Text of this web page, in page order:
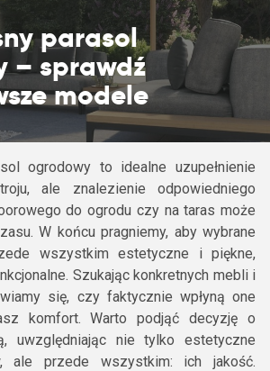
parasol
– sprawdź
modele
ogrodowy to idealne uzupełnienie
ale znalezienie odpowiedniego
do ogrodu czy na taras może
W końcu pragniemy, aby wybrane
wszystkim estetyczne i piękne,
Szukając konkretnych mebli i
się, czy faktycznie wpłyną one
komfort. Warto podjąć decyzję o
uwzględniając nie tylko estetyczne
ale przede wszystkim: ich jakość.